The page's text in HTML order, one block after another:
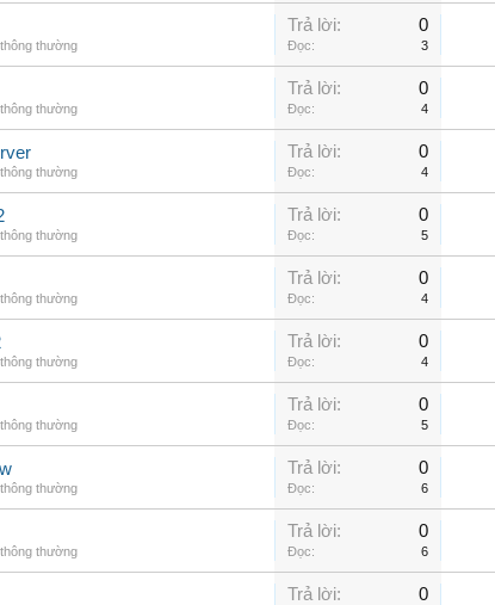
thường
Trả lời: 0
Đọc: 3
thường
Trả lời: 0
Đọc: 4
thường
Trả lời: 0
Đọc: 4
thường
Trả lời: 0
Đọc: 5
thường
Trả lời: 0
Đọc: 4
thường
Trả lời: 0
Đọc: 4
thường
Trả lời: 0
Đọc: 5
thường
Trả lời: 0
Đọc: 6
thường
Trả lời: 0
Đọc: 6
Trả lời: 0